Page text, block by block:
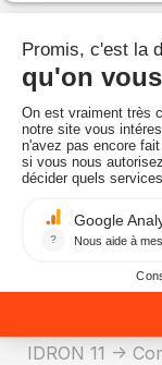
Catégorie
Marques ->
granulés CADEL
IBIS 15 KW ->
IBIS 22 KW ->
IDRON 11 ->